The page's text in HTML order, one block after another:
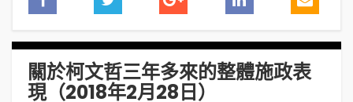
關於柯文哲三年多來的整體施政表
現（2018年2月28日）